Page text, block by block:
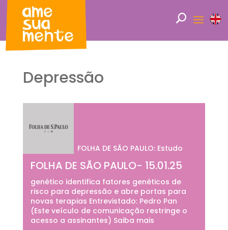
Depressão
FOLHA DE SÃO PAULO- 15.01.25
FOLHA DE SÃO PAULO: Estudo
genético identifica fatores genéticos de
risco para depressão e abre portas para
novas terapias Entrevistado: Pedro Pan
(Este veículo de comunicação restringe o
acesso a assinantes) Saiba mais